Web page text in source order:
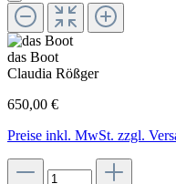
das Boot
Claudia Rößger
650,00 €
Preise inkl. MwSt. zzgl.